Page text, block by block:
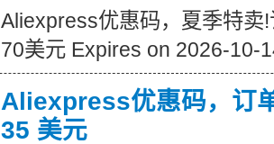
Aliexpress优惠码，夏季特卖
70美元 Expires on 2026-10-
Aliexpress优惠码，订
35 美元